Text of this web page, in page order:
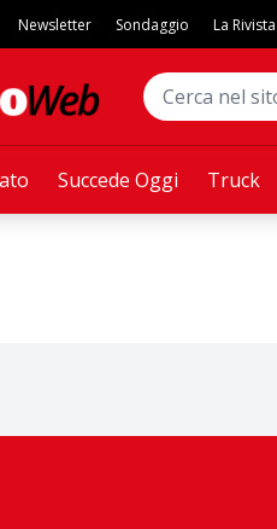
Succede Oggi Truck
Newsletter Sondaggio La Rivista